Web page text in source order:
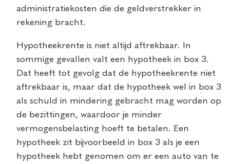
administratiekosten die de geldverstrekker in
rekening bracht.
Hypotheekrente is niet altijd aftrekbaar. In
sommige gevallen valt een hypotheek in box 3.
Dat heeft tot gevolg dat de hypotheekrente niet
aftrekbaar is, maar dat de hypotheek wel in box 3
als schuld in mindering gebracht mag worden op
de bezittingen, waardoor je minder
vermogensbelasting hoeft te betalen. Een
hypotheek zit bijvoorbeeld in box 3 als je een
hypotheek hebt genomen om er een auto van te